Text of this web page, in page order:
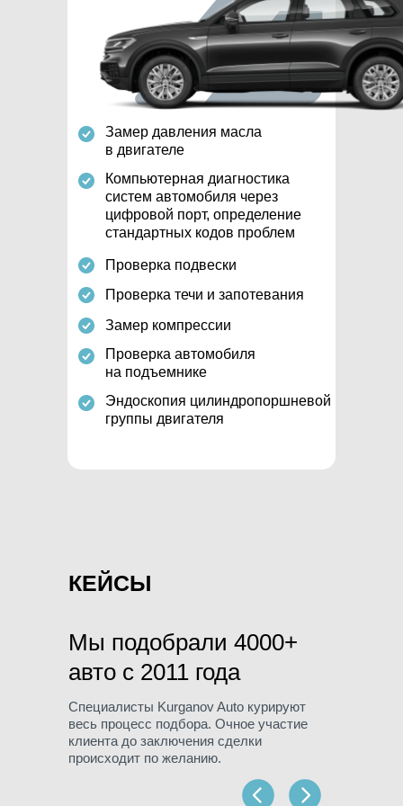
Замер давления масла
в двигателе
Компьютерная диагностика
систем автомобиля через
цифровой порт, определение
стандартных кодов проблем
Проверка подвески
Проверка течи и запотевания
Замер компрессии
Эндоскопия цилиндропоршневой
группы двигателя
Проверка автомобиля
на подъемнике
КЕЙСЫ
Мы подобрали 4000+
авто c 2011 года
Специалисты Kurganov Auto курируют
весь процесс подбора. Очное участие
клиента до заключения сделки
происходит по желанию.